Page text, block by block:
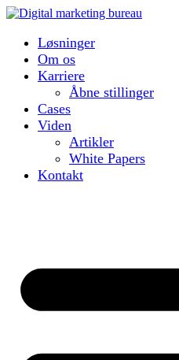
Løsninger
Om os
Karriere
Åbne stillinger
Cases
Viden
Artikler
White Papers
Kontakt